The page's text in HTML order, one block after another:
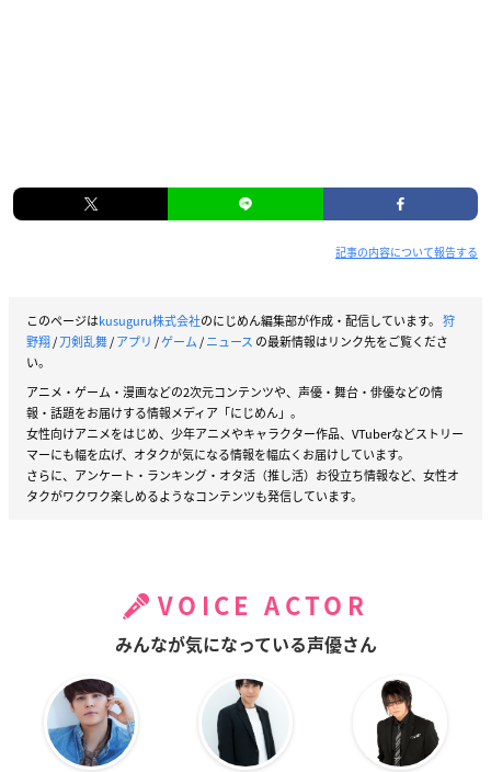
記事の内容について報告する
このページはkusuguru株式会社のにじめん編集部が作成・配信しています。 狩
野翔/刀剣乱舞/アプリ /ゲーム/ニュース の最新情報はリンク先をご覧くださ
い。
アニメ・ゲーム・漫画などの2次元コンテンツや、声優・舞台・俳優などの情
報・話題をお届けする情報メディア「にじめん」。
女性向けアニメをはじめ、少年アニメやキャラクター作品、VTuberなどストリー
マーにも幅を広げ、オタクが気になる情報を幅広くお届けしています。
さらに、アンケート・ランキング・オタ活（推し活）お役立ち情報など、女性オ
タクがワクワク楽しめるようなコンテンツも発信しています。
VOICE ACTOR
みんなが気になっている声優さん